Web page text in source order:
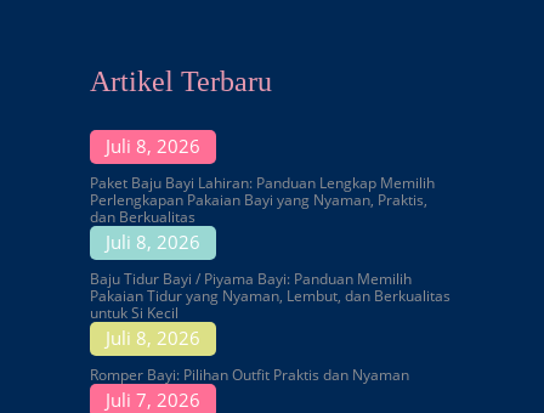
Artikel Terbaru
Juli 8, 2026
Paket Baju Bayi Lahiran: Panduan Lengkap Memilih
Perlengkapan Pakaian Bayi yang Nyaman, Praktis,
dan Berkualitas
Juli 8, 2026
Baju Tidur Bayi / Piyama Bayi: Panduan Memilih
Pakaian Tidur yang Nyaman, Lembut, dan Berkualitas
untuk Si Kecil
Juli 8, 2026
Romper Bayi: Pilihan Outfit Praktis dan Nyaman
Juli 7, 2026